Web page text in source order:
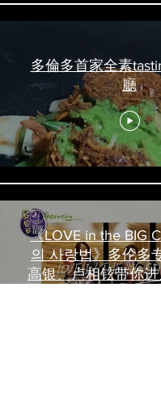
多倫多首家全素
廳
《LOVE in the BIG
의 사랑법》多伦多
高银、卢相铉带你